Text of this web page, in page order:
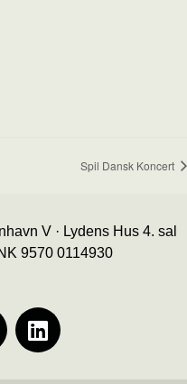
Spil Dansk Koncert
V · Lydens Hus 4. sal
9570 0114930